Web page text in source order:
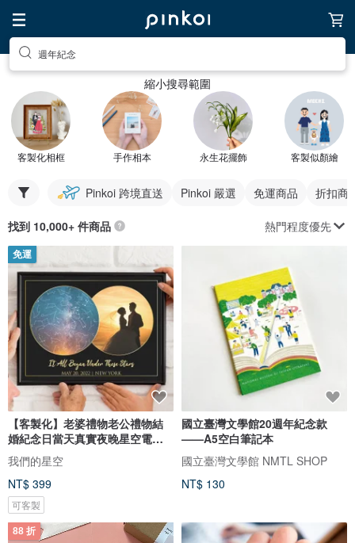
週年紀念
縮小搜尋範圍
客製化相框 手作相本 永生花擺飾 客製似顏繪
Pinkoi 跨境直送 Pinkoi 嚴選 免運商品 折扣商
找到 10,000+ 件商品 熱門程度優先
免運
【客製化】老婆禮物老公禮物結
婚紀念日當天真實夜晚星空電子
圖檔
我們的星空
NT$ 399
可客製
國立臺灣文學館20週年紀念款
——A5空白筆記本
國立臺灣文學館 NMTL SHOP
NT$ 130
88 折